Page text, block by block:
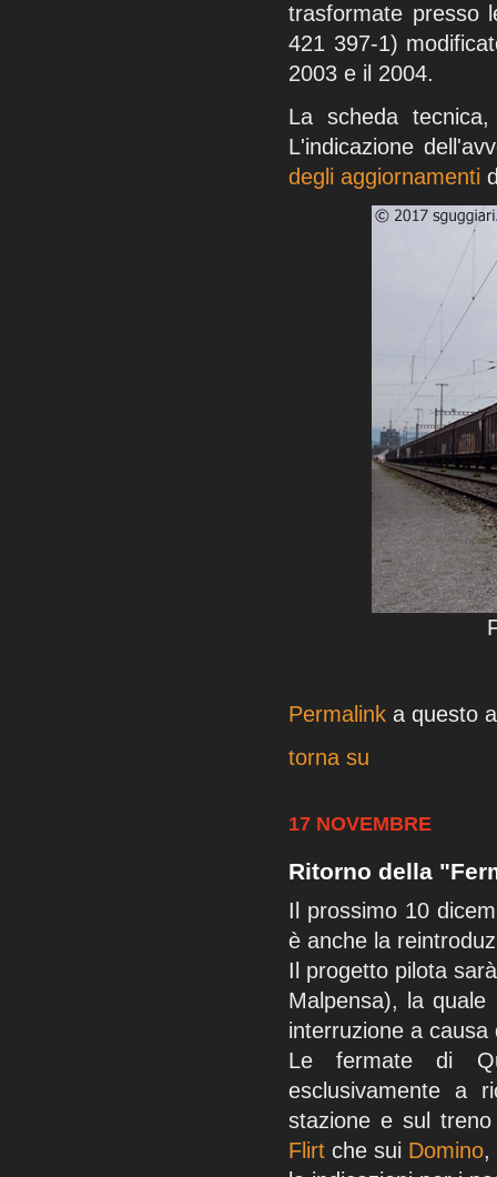
trasformate presso
421 397-1)
2003 e il 2004.
La scheda
L'indicazione
degli aggiornamenti
Permalink a questo
torna su
17 NOVEMBRE
Ritorno della
Il prossimo 10
è anche la
Il progetto pilota
Malpensa), la
interruzione a causa
Le fermate di
esclusivamente a
stazione e sul
Flirt che sui Domino,